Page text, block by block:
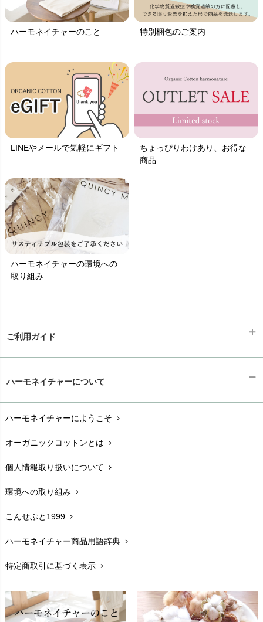
ハーモネイチャーのこと 特別梱包のご案内
LINEやメールで気軽にギフト
ちょっぴりわけあり、お得な
商品
ハーモネイチャーの環境への
取り組み
ご利用ガイド
配送と送料chevron_right
在庫状況と発送予定chevron_right
サイズ・寸法chevron_right
生地・素材chevron_right
お手入れについて
レビューを書こうchevron_right
返品交換chevron_right
FAXでのご注文
お問い合わせchevron_right
ハーモネイチャーについて
ハーモネイチャーにようこそ chevron_right
オーガニックコットンとは chevron_right
個人情報取り扱いについて chevron_right
環境への取り組み chevron_right
こんせぷと1999 chevron_right
ハーモネイチャー商品用語辞典 chevron_right
特定商取引に基づく表示 chevron_right